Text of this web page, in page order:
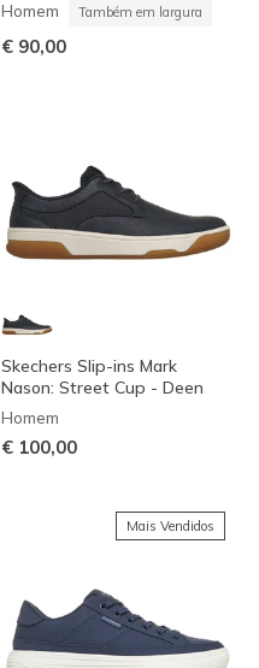
Homem Também em largura
€ 90,00
Skechers Slip-ins Mark
Nason: Street Cup - Deen
Homem
€ 100,00
Mais Vendidos